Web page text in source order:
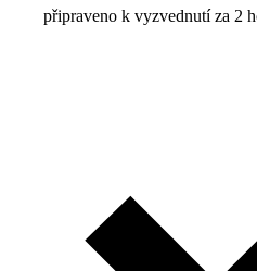
připraveno k vyzvednutí za 2